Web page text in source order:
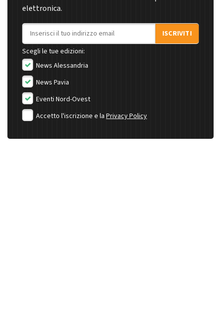
elettronica.
Indirizzo email
ISCRIVITI
Scegli le tue edizioni:
News Alessandria
News Pavia
Eventi Nord-Ovest
Accetto l'iscrizione e la Privacy Policy